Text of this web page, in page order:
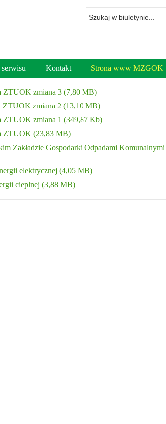
szukaną
frazę
Kontakt Strona www MZGOK
ZTUOK zmiana 3 (7,80 MB)
ZTUOK zmiana 2 (13,10 MB)
ZTUOK zmiana 1 (349,87 Kb)
ZTUOK (23,83 MB)
Zakładzie Gospodarki Odpadami
elektrycznej (4,05 MB)
cieplnej (3,88 MB)